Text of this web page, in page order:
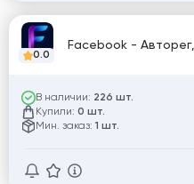
0.0
Facebook -
В наличии: 226 шт.
Купили: 0 шт.
Мин. заказ: 1 шт.